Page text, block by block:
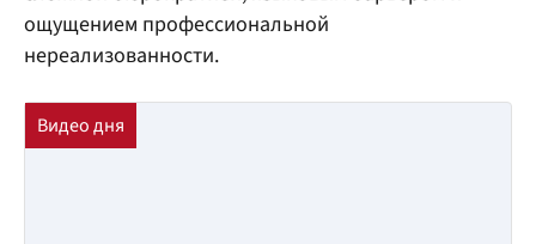
ощущением профессиональной
нереализованности.